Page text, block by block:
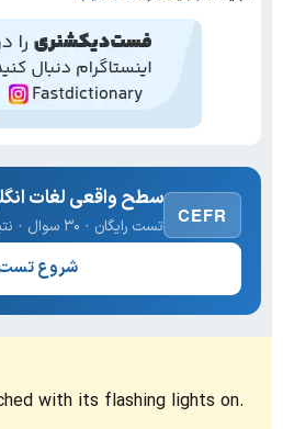
CEFR
سطح واقعی لغات
تست رایگان · ۳۰ سوال · نتیجه فوری
شروع
with its flashing lights on.